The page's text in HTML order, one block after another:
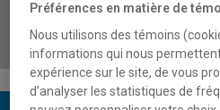
humaines dans le secteur
biologiques
Préférences en matière de
Nous utilisons des témoins
informations qui nous
expérience sur le site, de vous
d’analyser les statistiques de